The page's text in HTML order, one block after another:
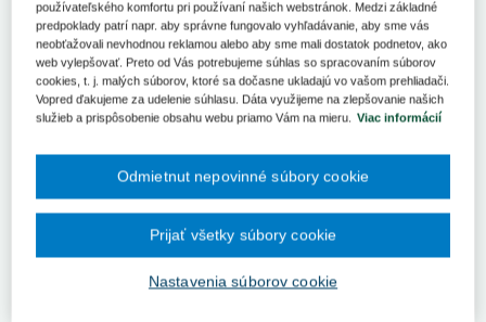
Obsah vydania
používateľského komfortu pri používaní našich webstránok. Medzi základné
predpoklady patrí napr. aby správne fungovalo vyhľadávanie, aby sme vás
neobťažovali nevhodnou reklamou alebo aby sme mali dostatok podnetov, ako
web vylepšovať. Preto od Vás potrebujeme súhlas so spracovaním súborov
cookies, t. j. malých súborov, ktoré sa dočasne ukladajú vo vašom prehliadači.
Vopred ďakujeme za udelenie súhlasu. Dáta využijeme na zlepšovanie našich
služieb a prispôsobenie obsahu webu priamo Vám na mieru. Viac informácií
Nastavenia súborov cookie
Odmietnut nepovinné súbory cookie
Prijať všetky súbory cookie